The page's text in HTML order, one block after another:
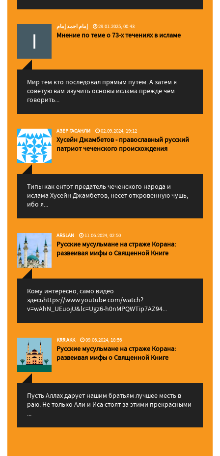
إمام احمد إمام 29.01.2025, 00:43
Мнение по теме о 73-х течениях в исламе
Мир тем кто последовал прямым путем. А затем я
советую вам изучить основы ислама прежде чем
говорить...
АЗЕР ГАСАНЛИ 02.09.2024, 19:12
Хусейн Джамбетов - православный русский
патриот чеченского происхождения
Типы как ентот предатель чеченского народа и
ислама Хусейн Джамбетов, несет откровенную чушь,
ибо я...
ARSLAN 11.06.2024, 02:50
Русские мусульмане на страже Корана:
pазвеивая мифы о Священной Книге
Кому интересно, само видео
здесьhttps://www.youtube.com/watch?
v=wAhN_UEuojU&lc=Ugz6-h0nMPQWTip7AZ94...
KRR AKK 09.06.2024, 18:56
Русские мусульмане на страже Корана:
pазвеивая мифы о Священной Книге
Пусть Аллах дарует нашим братьям лучшее месть в
раю. Не только Али и Иса стоят за этими прекрасными
...